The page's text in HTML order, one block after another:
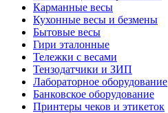
Карманные весы
Кухонные весы и безмены
Бытовые весы
Гири эталонные
Тележки с весами
Тензодатчики и ЗИП
Лабораторное оборудование
Банковское оборудование
Принтеры чеков и этикеток